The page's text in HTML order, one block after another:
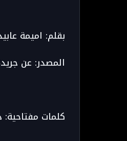
بقلم: اميمة
المصدر: عن جريدة
كلمات